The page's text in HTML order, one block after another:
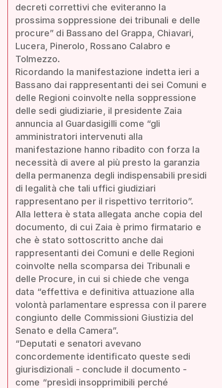
decreti correttivi che eviteranno la
prossima soppressione dei tribunali e delle
procure” di Bassano del Grappa, Chiavari,
Lucera, Pinerolo, Rossano Calabro e
Tolmezzo.
Ricordando la manifestazione indetta ieri a
Bassano dai rappresentanti dei sei Comuni e
delle Regioni coinvolte nella soppressione
delle sedi giudiziarie, il presidente Zaia
annuncia al Guardasigilli come “gli
amministratori intervenuti alla
manifestazione hanno ribadito con forza la
necessità di avere al più presto la garanzia
della permanenza degli indispensabili presidi
di legalità che tali uffici giudiziari
rappresentano per il rispettivo territorio”.
Alla lettera è stata allegata anche copia del
documento, di cui Zaia è primo firmatario e
che è stato sottoscritto anche dai
rappresentanti dei Comuni e delle Regioni
coinvolte nella scomparsa dei Tribunali e
delle Procure, in cui si chiede che venga
data “effettiva e definitiva attuazione alla
volontà parlamentare espressa con il parere
congiunto delle Commissioni Giustizia del
Senato e della Camera”.
“Deputati e senatori avevano
concordemente identificato queste sedi
giurisdizionali - conclude il documento -
come “presìdi insopprimibili perché